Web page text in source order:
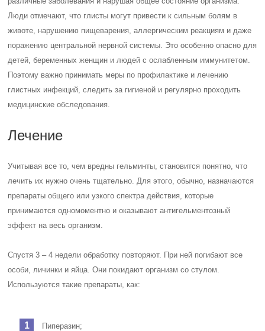
Люди отмечают, что глисты могут привести к сильным болям в
животе, нарушению пищеварения, аллергическим реакциям и даже
поражению центральной нервной системы. Это особенно опасно для
детей, беременных женщин и людей с ослабленным иммунитетом.
Поэтому важно принимать меры по профилактике и лечению
глистных инфекций, следить за гигиеной и регулярно проходить
медицинские обследования.
Лечение
Учитывая все то, чем вредны гельминты, становится понятно, что
лечить их нужно очень тщательно. Для этого, обычно, назначаются
препараты общего или узкого спектра действия, которые
принимаются одномоментно и оказывают антигельментозный
эффект на весь организм.
Спустя 3 – 4 недели обработку повторяют. При ней погибают все
особи, личинки и яйца. Они покидают организм со стулом.
Используются такие препараты, как:
Пиперазин;